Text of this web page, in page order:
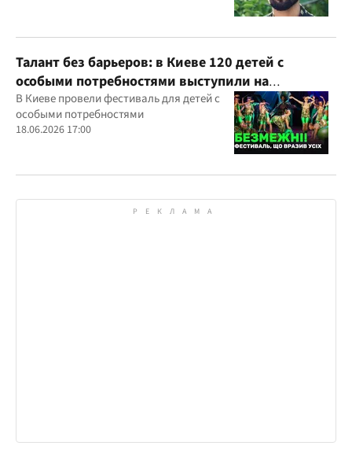
Талант без барьеров: в Киеве 120 детей с
особыми потребностями выступили на
всеукраинском фестивале
В Киеве провели фестиваль для детей с
особыми потребностями
18.06.2026 17:00